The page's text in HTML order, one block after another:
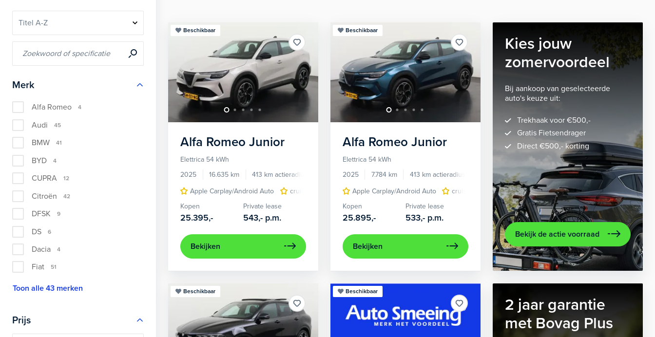
Merk
Alfa Romeo 4
Audi 45
BMW 41
BYD 4
CUPRA 12
Citroën 42
DFSK 9
DS 6
Dacia 4
Fiat 51
Toon alle 43 merken
Prijs
Beschikbaar
Alfa Romeo Junior
Elettrica 54 kWh
2025
16.635 km 413 km actieradius
Elektrisch
Apple Carplay/Android Auto
cruise control adaptief LED koplampen lichtmetalen velgen 5-spaaks 18"
volledig digitaal
Kopen
25.395,-
Private lease
543,- p.m.
Bekijken
Beschikbaar
Alfa Romeo Junior
Elettrica 54 kWh
2025
7.784 km 413 km actieradius
Elektrisch
Apple Carplay/Android Auto
cruise control adaptief LED koplampen
lichtmetalen
Kopen
25.895,-
Private lease
533,- p.m.
Bekijken
Kies jouw
zomervoordeel
Bij aankoop van geselecteerde
auto's keuze uit:
Trekhaak voor €500,-
Gratis Fietsendrager
Direct €500,- korting
Bekijk de actie voorraad
Beschikbaar Beschikbaar
2 jaar garantie
met Bovag Plus